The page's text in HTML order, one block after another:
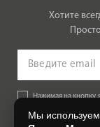
Хотите
Нажимая на кнопку,
Согласии на
Мы